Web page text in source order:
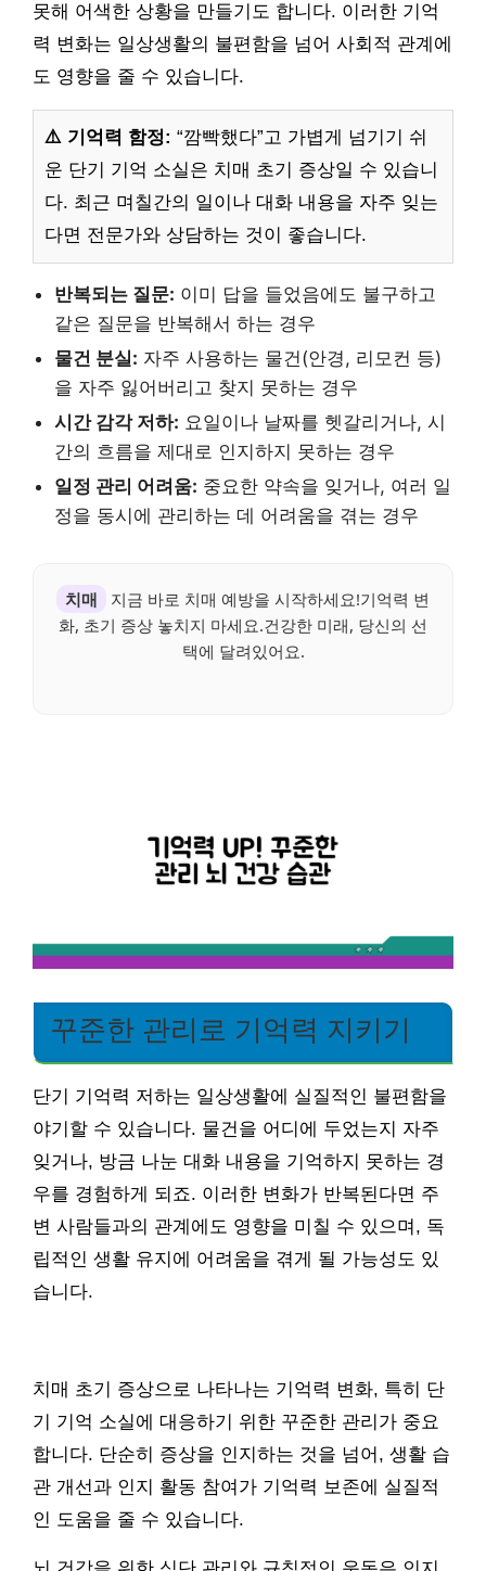
못해 어색한 상황을 만들기도 합니다. 이러한 기억
력 변화는 일상생활의 불편함을 넘어 사회적 관계에
도 영향을 줄 수 있습니다.
⚠️ 기억력 함정: “깜빡했다”고 가볍게 넘기기 쉬
운 단기 기억 소실은 치매 초기 증상일 수 있습니
다. 최근 며칠간의 일이나 대화 내용을 자주 잊는
다면 전문가와 상담하는 것이 좋습니다.
반복되는 질문: 이미 답을 들었음에도 불구하고
같은 질문을 반복해서 하는 경우
물건 분실: 자주 사용하는 물건(안경, 리모컨 등)
을 자주 잃어버리고 찾지 못하는 경우
시간 감각 저하: 요일이나 날짜를 헷갈리거나, 시
간의 흐름을 제대로 인지하지 못하는 경우
일정 관리 어려움: 중요한 약속을 잊거나, 여러 일
정을 동시에 관리하는 데 어려움을 겪는 경우
치매
지금 바로 치매 예방을 시작하세요!기억력 변
화, 초기 증상 놓치지 마세요.건강한 미래, 당신의 선
택에 달려있어요.
꾸준한 관리로 기억력 지키기
단기 기억력 저하는 일상생활에 실질적인 불편함을
야기할 수 있습니다. 물건을 어디에 두었는지 자주
잊거나, 방금 나눈 대화 내용을 기억하지 못하는 경
우를 경험하게 되죠. 이러한 변화가 반복된다면 주
변 사람들과의 관계에도 영향을 미칠 수 있으며, 독
립적인 생활 유지에 어려움을 겪게 될 가능성도 있
습니다.
치매 초기 증상으로 나타나는 기억력 변화, 특히 단
기 기억 소실에 대응하기 위한 꾸준한 관리가 중요
합니다. 단순히 증상을 인지하는 것을 넘어, 생활 습
관 개선과 인지 활동 참여가 기억력 보존에 실질적
인 도움을 줄 수 있습니다.